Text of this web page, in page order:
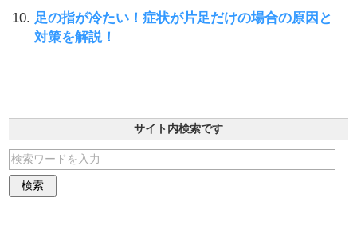
足の指が冷たい！症状が片足だけの場合の原因と
対策を解説！
サイト内検索です